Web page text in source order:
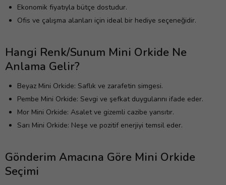
Ekonomik fiyatıyla bütçe dostudur.
Ofis ve çalışma alanları için ideal bir hediye seçeneğidir.
Hangi Renk/Sunum Mini Orkide Ne
Anlama Gelir?
Beyaz Mini Orkide: Saflık ve zarafetin simgesi.
Pembe Mini Orkide: Sevgi ve şefkat duygularını ifade eder.
Mor Mini Orkide: Asalet ve gizemli cazibe yansıtır.
Sarı Mini Orkide: Neşe ve pozitif enerjiyi temsil eder.
Gönderim Amacına Göre Mini Orkide
Seçimi